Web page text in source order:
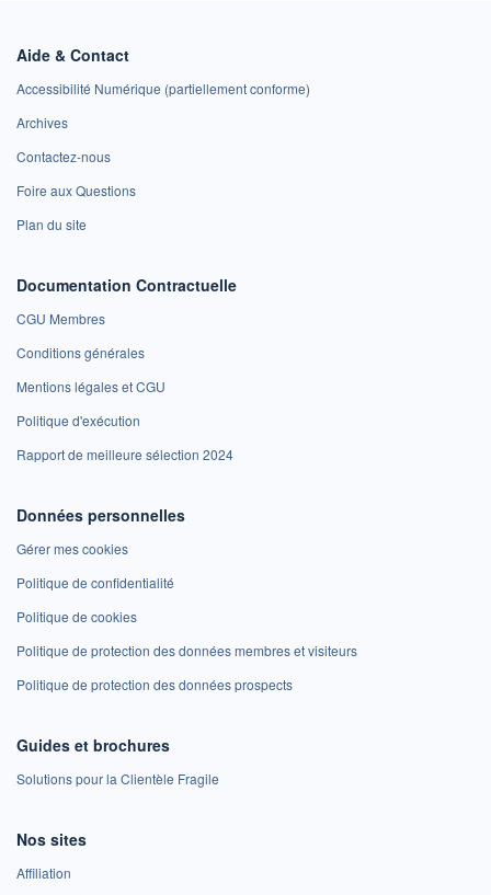
Aide & Contact
Accessibilité Numérique (partiellement conforme)
Archives
Contactez-nous
Foire aux Questions
Plan du site
Documentation Contractuelle
CGU Membres
Conditions générales
Mentions légales et CGU
Politique d'exécution
Rapport de meilleure sélection 2024
Données personnelles
Gérer mes cookies
Politique de confidentialité
Politique de cookies
Politique de protection des données membres et visiteurs
Politique de protection des données prospects
Guides et brochures
Solutions pour la Clientèle Fragile
Nos sites
Affiliation